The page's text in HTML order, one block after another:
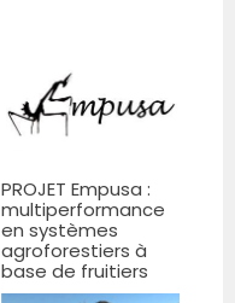
PROJET Empusa :
multiperformance
en systèmes
agroforestiers à
base de fruitiers